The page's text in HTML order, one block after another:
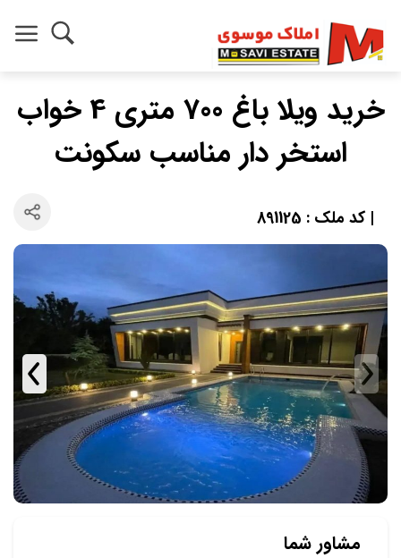
خرید ویلا باغ 700 متری 4 خواب
استخر دار مناسب سکونت
| کد ملک : 891125
مشاور شما